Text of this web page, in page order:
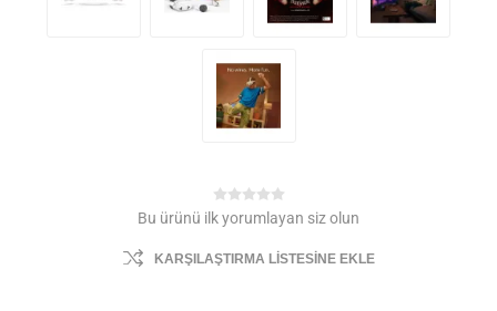
Bu ürünü ilk yorumlayan siz olun
KARŞILAŞTIRMA LISTESINE EKLE